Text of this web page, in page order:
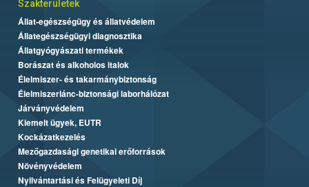
Szakterületek
Állat-egészségügy és állatvédelem
Állategészségügyi diagnosztika
Állatgyógyászati termékek
Borászat és alkoholos italok
Élelmiszer- és takarmánybiztonság
Élelmiszerlánc-biztonsági laborhálózat
Járványvédelem
Kiemelt ügyek, EUTR
Kockázatkezelés
Mezőgazdasági genetikai erőforrások
Növényvédelem
Nyilvántartási és Felügyeleti Díj